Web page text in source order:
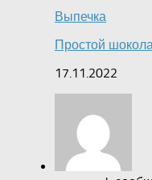
Выпечка
Простой
17.11.2022